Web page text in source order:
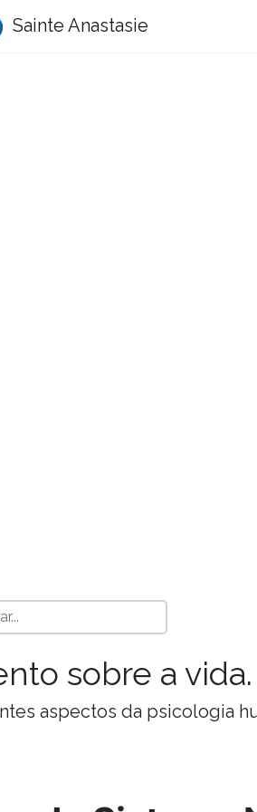
Sainte Anastasie
sobre a vida.
aspectos da psicologia